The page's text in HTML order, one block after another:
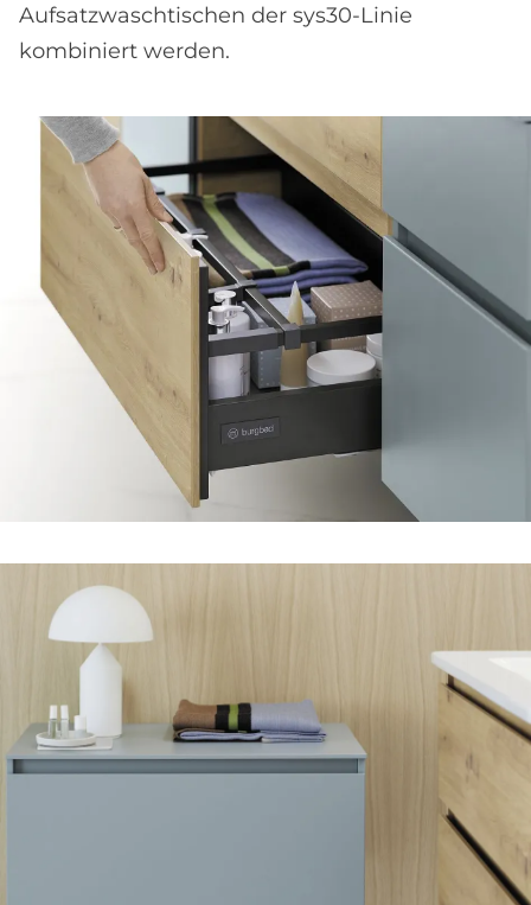
Aufsatzwaschtischen der sys30-Linie
kombiniert werden.